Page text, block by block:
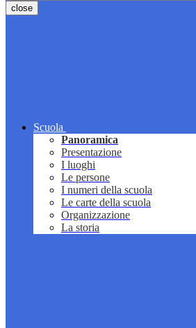
close
Scuola
Panoramica
Presentazione
I luoghi
Le persone
I numeri della scuola
Le carte della scuola
Organizzazione
La storia